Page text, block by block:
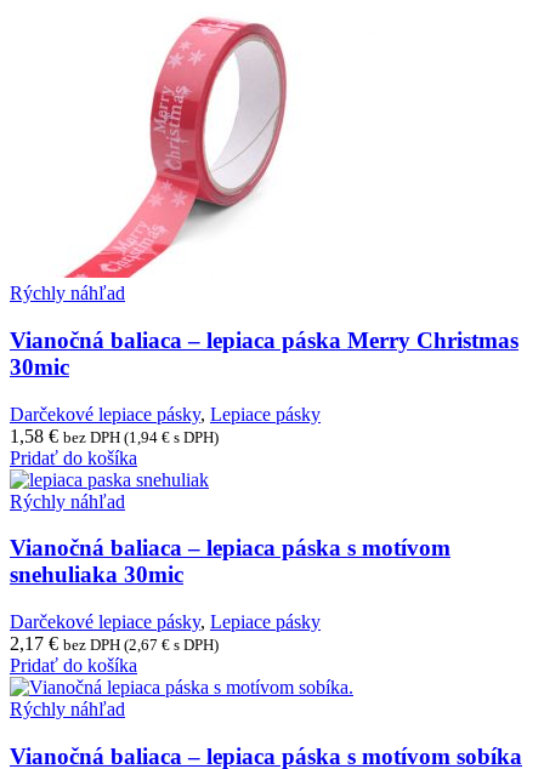
Rýchly náhľad
Vianočná baliaca – lepiaca páska Merry Christmas
30mic
Darčekové lepiace pásky, Lepiace pásky
1,58 € bez DPH (1,94 € s DPH)
Pridať do košíka
Rýchly náhľad
Vianočná baliaca – lepiaca páska s motívom
snehuliaka 30mic
Darčekové lepiace pásky, Lepiace pásky
2,17 € bez DPH (2,67 € s DPH)
Pridať do košíka
Rýchly náhľad
Vianočná baliaca – lepiaca páska s motívom sobíka